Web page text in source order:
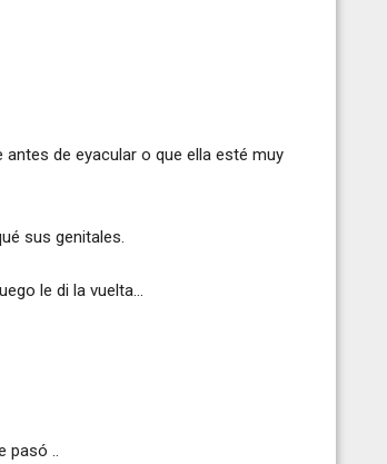
antes de eyacular o que ella esté muy
sus genitales.
le di la vuelta...
pasó ..